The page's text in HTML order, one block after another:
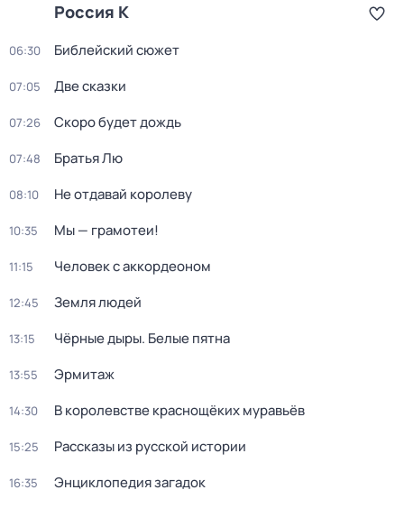
Россия К
06:30 Библейский сюжет
07:05 Две сказки
07:26 Скоро будет дождь
07:48 Братья Лю
08:10 Не отдавай королеву
10:35 Мы — грамотеи!
11:15 Человек с аккордеоном
12:45 Земля людей
13:15 Чёрные дыры. Белые пятна
13:55 Эрмитаж
14:30 В королевстве краснощёких муравьёв
15:25 Рассказы из русской истории
16:35 Энциклопедия загадок